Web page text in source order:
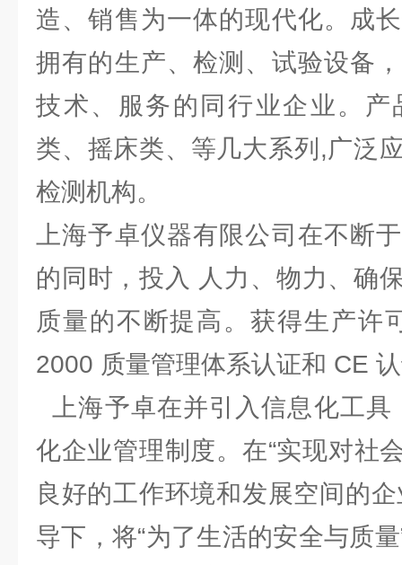
造、销售为一体的现代化。成
拥有的生产、检测、试验设备
技术、服务的同行业企业。产
类、摇床类、等几大系列,广泛
检测机构。
上海予卓仪器有限公司在不断
的同时，投入 人力、物力、确
质量的不断提高。获得生产许
2000 质量管理体系认证和
上海予卓在并引入信息化工具
化企业管理制度。在“实现对社
良好的工作环境和发展空间的
导下，将“为了生活的安全与质